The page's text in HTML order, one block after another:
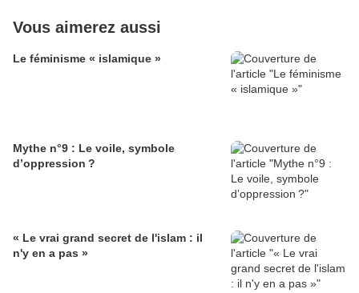
Vous aimerez aussi
Le féminisme « islamique »
Mythe n°9 : Le voile, symbole
d’oppression ?
« Le vrai grand secret de l'islam : il
n'y en a pas »